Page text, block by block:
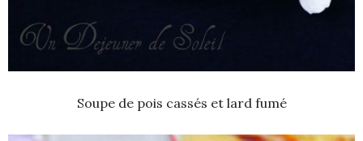
Soupe de pois cassés et lard fumé